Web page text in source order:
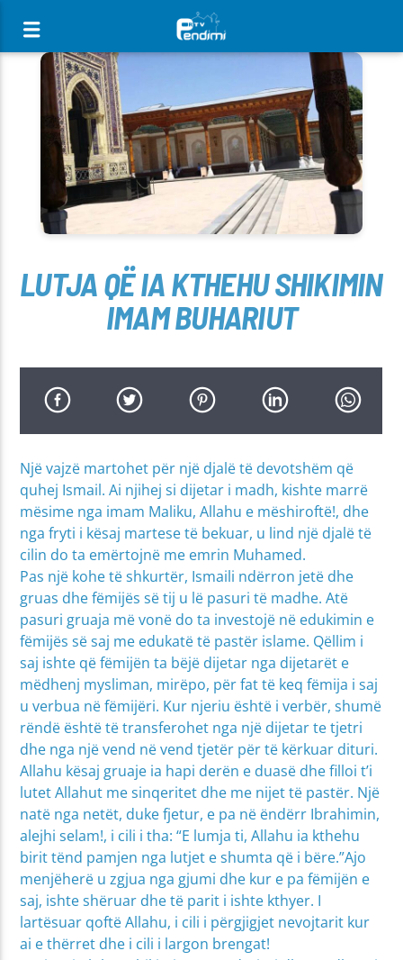
[There are no radio stations in the database]
LUTJA QË IA KTHEHU SHIKIMIN
IMAM BUHARIUT
Një vajzë martohet për një djalë të devotshëm që
quhej Ismail. Ai njihej si dijetar i madh, kishte marrë
mësime nga imam Maliku, Allahu e mëshiroftë!, dhe
nga fryti i kësaj martese të bekuar, u lind një djalë të
cilin do ta emërtojnë me emrin Muhamed.
Pas një kohe të shkurtër, Ismaili ndërron jetë dhe
gruas dhe fëmijës së tij u lë pasuri të madhe. Atë
pasuri gruaja më vonë do ta investojë në edukimin e
fëmijës së saj me edukatë të pastër islame. Qëllim i
saj ishte që fëmijën ta bëjë dijetar nga dijetarët e
mëdhenj mysliman, mirëpo, për fat të keq fëmija i saj
u verbua në fëmijëri. Kur njeriu është i verbër, shumë
rëndë është të transferohet nga një dijetar te tjetri
dhe nga një vend në vend tjetër për të kërkuar dituri.
Allahu kësaj gruaje ia hapi derën e duasë dhe filloi t’i
lutet Allahut me sinqeritet dhe me nijet të pastër. Një
natë nga netët, duke fjetur, e pa në ëndërr Ibrahimin,
alejhi selam!, i cili i tha: “E lumja ti, Allahu ia kthehu
birit tënd pamjen nga lutjet e shumta që i bëre.”Ajo
menjëherë u zgjua nga gjumi dhe kur e pa fëmijën e
saj, ishte shëruar dhe të parit i ishte kthyer. I
lartësuar qoftë Allahu, i cili i përgjigjet nevojtarit kur
ai e thërret dhe i cili i largon brengat!